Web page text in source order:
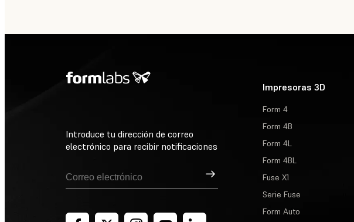
Introduce tu dirección de correo
electrónico para recibir notificaciones
Suscribirse
Impresoras 3D
Form 4
Form 4B
Form 4L
Form 4BL
Fuse X1
Serie Fuse
Form Auto